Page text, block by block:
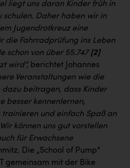
liegt uns daran Kinder früh in
schulen. Daher haben wir in
Jugendrotkreuz eine
die Fahrradprüfung ins Leben
schon von über 55.747[2]
wird“, berichtet Johannes
Veranstaltungen wie die
dazu beitragen, dass Kinder
besser kennenlernen,
und einfach Spaß an
können uns gut vorstellen
für Erwachsene
Die „School of Pump“
gemeinsam mit der Bike